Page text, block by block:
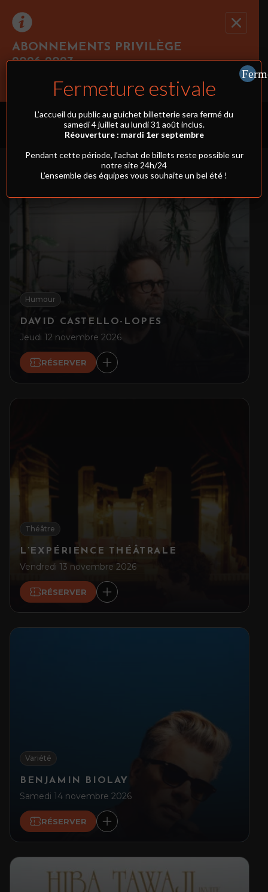
ABONNEMENTS PRIVILÈGE
2026-2027
simultanément et profiter du tarif abonnement !
notre newsletter :
ENVOYER
Rivaj Group traite votre adresse électronique pour la gestion de votre abonnement à
Pin Galant
. Vous pouvez retirer votre consentement à tout moment.
Pour en savoir plus, consultez notrepolitique de protection des données
FILTRES
Humour
DAVID CASTELLO-LOPES
Jeudi 12 novembre 2026
RÉSERVER
Théâtre
L’EXPÉRIENCE THÉÂTRALE
Vendredi 13 novembre 2026
RÉSERVER
Variété
BENJAMIN BIOLAY
Samedi 14 novembre 2026
RÉSERVER
Fermeture estivale
L’accueil du public au guichet billetterie sera fermé du
samedi 4 juillet au lundi 31 août inclus.
Réouverture : mardi 1er septembre
Pendant cette période, l’achat de billets reste possible sur
notre site 24h/24
L’ensemble des équipes vous souhaite un bel été !